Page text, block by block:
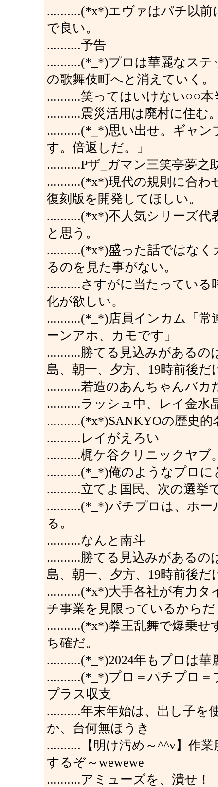
..........(*x*)エヴァはパチ以
で良い。
..........予告
..........(*_*)プロは華麗なス
の歌舞伎町へと消えていく。
..........笑ってはいけない○○
..........震災活用は廃村に住む
..........(*_*)思い出せ。ギャ
す。倍返しだ。」
..........Pザ_ガマン三笑亭夢之
..........(*x*)現代の規則に合
復刻版を開発してほしい。
..........(*x*)不人気シリーズ代
と思う。
..........(*x*)盛った話ではな
るのを見た事がない。
..........さすがに当たっている
化が欲しい。
..........(*_*)店員インカム「常
ーンアホ、カモです」
..........勝てる見込みがあるの
島、朝一、夕方、19時前後だ
..........若造のあんちゃんバ
..........ラッシュ中、レイ金水
..........(*x*)SANKYOの歴史的
..........レイがえろい
..........梶ケ谷クリニックヤ
..........(*_*)俺のようなプロ
..........立てよ国民、次の選挙
..........(*_*)パチプロは、ホ
る。
..........なんと南斗
..........勝てる見込みがあるの
島、朝一、夕方、19時前後だ
..........(*x*)大手各社が有力
チ事業を見限っているからだ
..........(*x*)拳王乱舞で爆乗せ
ち確だ。
..........(*_*)2024年もプロは
..........(*_*)プロ＝パチプロ
プラス収支
..........年末年始は、出し子を
か、台何無ほうき
..........【明け汚め～^^v】作
するぞ～wewewe
..........アミューズを、潰せ！